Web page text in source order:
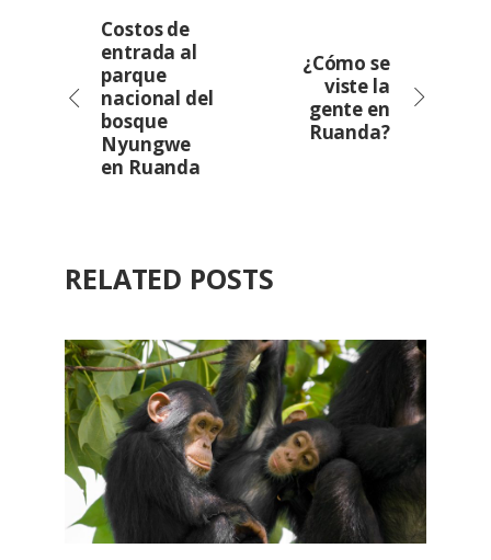
Costos de
entrada al
parque
nacional del
bosque
Nyungwe
en Ruanda
¿Cómo se
viste la
gente en
Ruanda?
RELATED POSTS